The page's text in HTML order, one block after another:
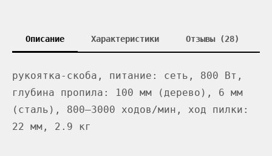
Описание Характеристики Отзывы (28)
рукоятка-скоба, питание: сеть, 800 Вт,
глубина пропила: 100 мм (дерево), 6 мм
(сталь), 800–3000 ходов/мин, ход пилки:
22 мм, 2.9 кг